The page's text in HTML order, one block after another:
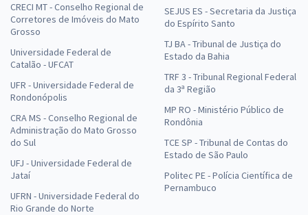
CRECI MT - Conselho Regional de
Corretores de Imóveis do Mato
Grosso
Universidade Federal de
Catalão - UFCAT
UFR - Universidade Federal de
Rondonópolis
CRA MS - Conselho Regional de
Administração do Mato Grosso
do Sul
UFJ - Universidade Federal de
Jataí
UFRN - Universidade Federal do
Rio Grande do Norte
SEJUS ES - Secretaria da Justiça
do Espírito Santo
TJ BA - Tribunal de Justiça do
Estado da Bahia
TRF 3 - Tribunal Regional Federal
da 3ª Região
MP RO - Ministério Público de
Rondônia
TCE SP - Tribunal de Contas do
Estado de São Paulo
Politec PE - Polícia Científica de
Pernambuco